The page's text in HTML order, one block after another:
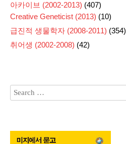
아카이브 (2002-2013) (407)
Creative Geneticist (2013) (10)
급진적 생물학자 (2008-2011) (354)
취어생 (2002-2008) (42)